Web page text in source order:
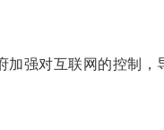
对互联网的控制，